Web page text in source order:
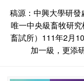
稿源：中興大學研
唯一中央級畜牧研
畜試所）111年2月
加一級，更添